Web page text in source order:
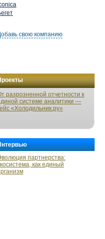
свою компанию
разрозненной отчетности к
системе аналитики —
«Холодильник.ру»
партнерства:
как единый